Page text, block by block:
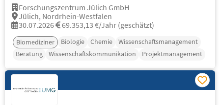
Forschungszentrum Jülich GmbH
Jülich, Nordrhein-Westfalen
30.07.2026
69.353,13 €/Jahr (geschätzt)
Biomediziner Biologie Chemie
Wissenschaftsmanagement
Beratung
Wissenschaftskommunikation Projektmanagement